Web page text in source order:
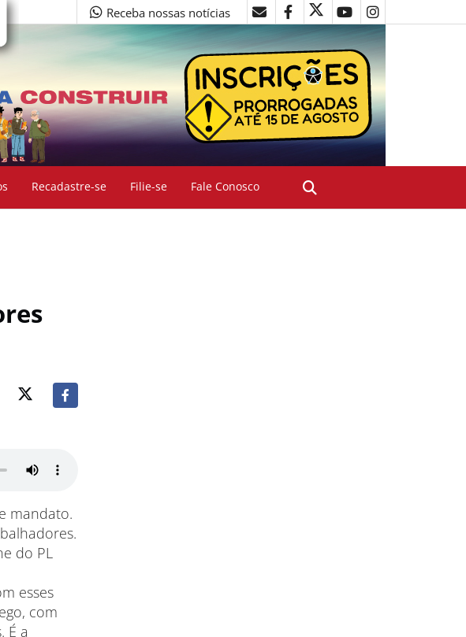
Receba nossas notícias
Recadastre-se Filie-se Fale Conosco
mandato.
do PL
esses
com
É a